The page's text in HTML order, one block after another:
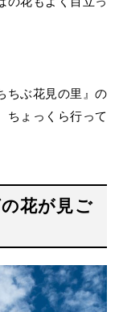
ちぶ花見の里』の
ちょっくら行って
花が見ご